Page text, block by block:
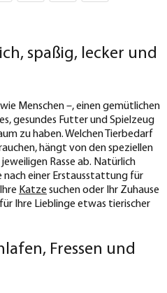
spaßig, lecker und
Menschen –, einen gemütlichen
gesundes Futter und Spielzeug
zu haben. Welchen Tierbedarf
hängt von den speziellen
Rasse ab. Natürlich
nach einer Erstausstattung für
Katze suchen oder Ihr Zuhause
Ihre Lieblinge etwas tierischer
Fressen und